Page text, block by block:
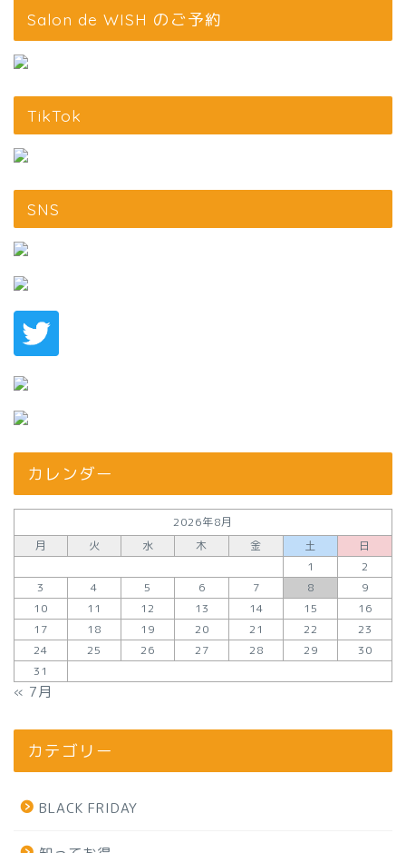
Salon de WISH のご予約
TikTok
SNS
カレンダー
2026年8月
月
火 水 木 金 土
日
1
2
3
4 5 6 7 8
9
10
11 12 13 14 15
16
17
18 19 20 21 22
23
24
25 26 27 28 29
30
31
« 7月
カテゴリー
BLACK FRIDAY